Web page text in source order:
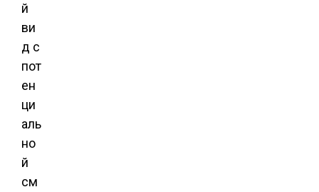
й
ви
д с
пот
ен
ци
аль
но
й
см